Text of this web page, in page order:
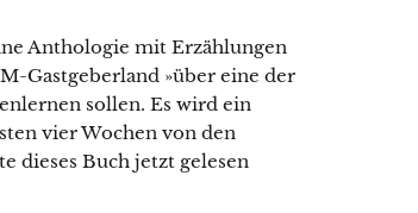
Anthologie mit Erzählungen
Gastgeberland »über eine der
sollen. Es wird ein
vier Wochen von den
dieses Buch jetzt gelesen